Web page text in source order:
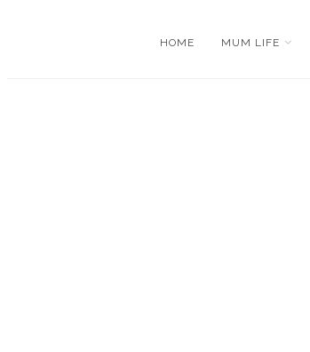
HOME MUM LIFE